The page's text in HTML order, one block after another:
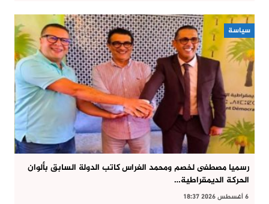
سياسة
رسميا مصطفى لخصم ومحمد الغراس كاتب الدولة السابق بألوان
الحركة الديمقراطية…
6 أغسطس 2026 18:37